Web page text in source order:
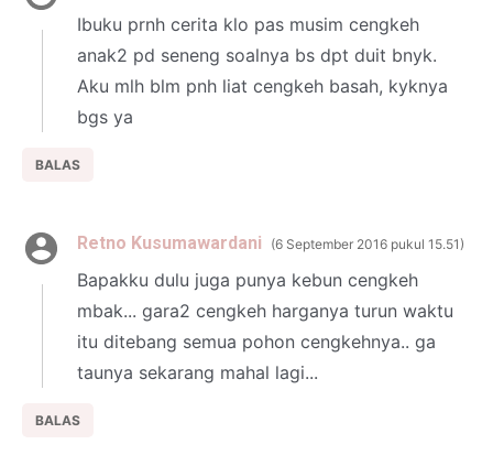
Ibuku prnh cerita klo pas musim cengkeh
anak2 pd seneng soalnya bs dpt duit bnyk.
Aku mlh blm pnh liat cengkeh basah, kyknya
bgs ya
BALAS
Retno Kusumawardani 6 September 2016 pukul 15.51
Bapakku dulu juga punya kebun cengkeh
mbak... gara2 cengkeh harganya turun waktu
itu ditebang semua pohon cengkehnya.. ga
taunya sekarang mahal lagi...
BALAS